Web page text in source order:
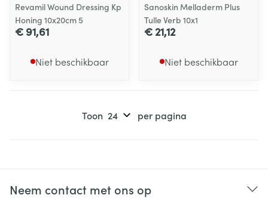
Revamil Wound Dressing Kp
Honing 10x20cm 5
€ 91,61
Niet beschikbaar
Sanoskin Melladerm Plus
Tulle Verb 10x1
€ 21,12
Niet beschikbaar
Toon per pagina
Neem contact met ons op